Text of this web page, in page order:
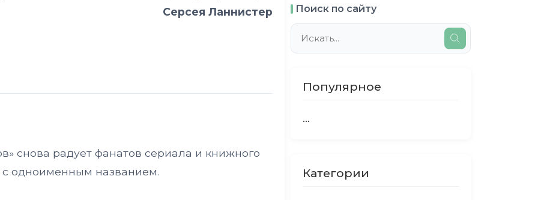
Серсея Ланнистер
снова радует фанатов сериала и книжного
одноименным названием.
Поиск по сайту
Популярное
...
Категории